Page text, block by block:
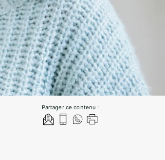
Partager ce contenu :